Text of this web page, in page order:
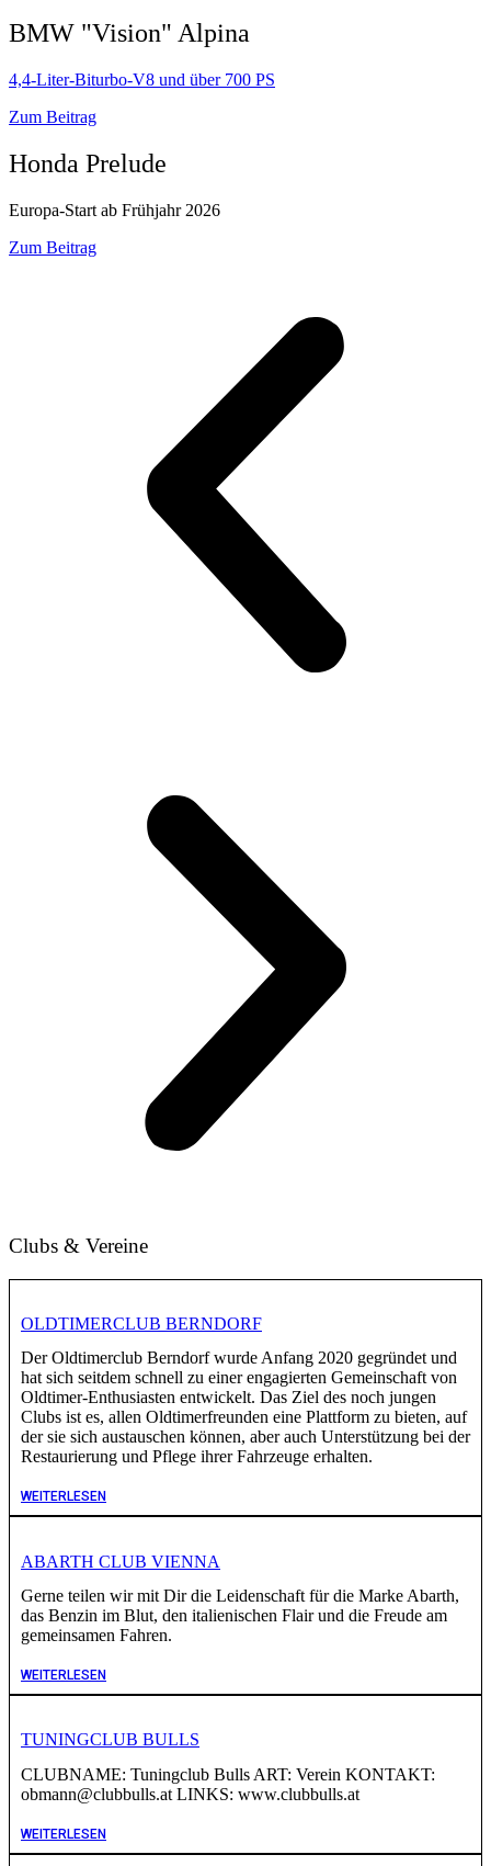
BMW "Vision" Alpina
4,4-Liter-Biturbo-V8 und über 700 PS
Zum Beitrag
Honda Prelude
Europa-Start ab Frühjahr 2026
Zum Beitrag
Clubs & Vereine
OLDTIMERCLUB BERNDORF
Der Oldtimerclub Berndorf wurde Anfang 2020 gegründet und
hat sich seitdem schnell zu einer engagierten Gemeinschaft von
Oldtimer-Enthusiasten entwickelt. Das Ziel des noch jungen
Clubs ist es, allen Oldtimerfreunden eine Plattform zu bieten, auf
der sie sich austauschen können, aber auch Unterstützung bei der
Restaurierung und Pflege ihrer Fahrzeuge erhalten.
WEITERLESEN
ABARTH CLUB VIENNA
Gerne teilen wir mit Dir die Leidenschaft für die Marke Abarth,
das Benzin im Blut, den italienischen Flair und die Freude am
gemeinsamen Fahren.
WEITERLESEN
TUNINGCLUB BULLS
CLUBNAME: Tuningclub Bulls ART: Verein KONTAKT:
obmann@clubbulls.at LINKS: www.clubbulls.at
WEITERLESEN